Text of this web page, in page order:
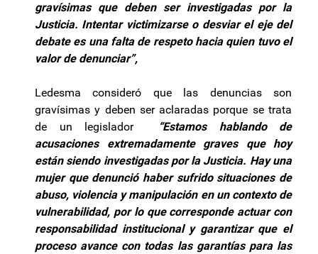
gravísimas que deben ser investigadas por la
Justicia. Intentar victimizarse o desviar el eje del
debate es una falta de respeto hacia quien tuvo el
valor de denunciar”,
Ledesma consideró que las denuncias son
gravísimas y deben ser aclaradas porque se trata
de un legislador
“Estamos hablando de
acusaciones extremadamente graves que hoy
están siendo investigadas por la Justicia. Hay una
mujer que denunció haber sufrido situaciones de
abuso, violencia y manipulación en un contexto de
vulnerabilidad, por lo que corresponde actuar con
responsabilidad institucional y garantizar que el
proceso avance con todas las garantías para las